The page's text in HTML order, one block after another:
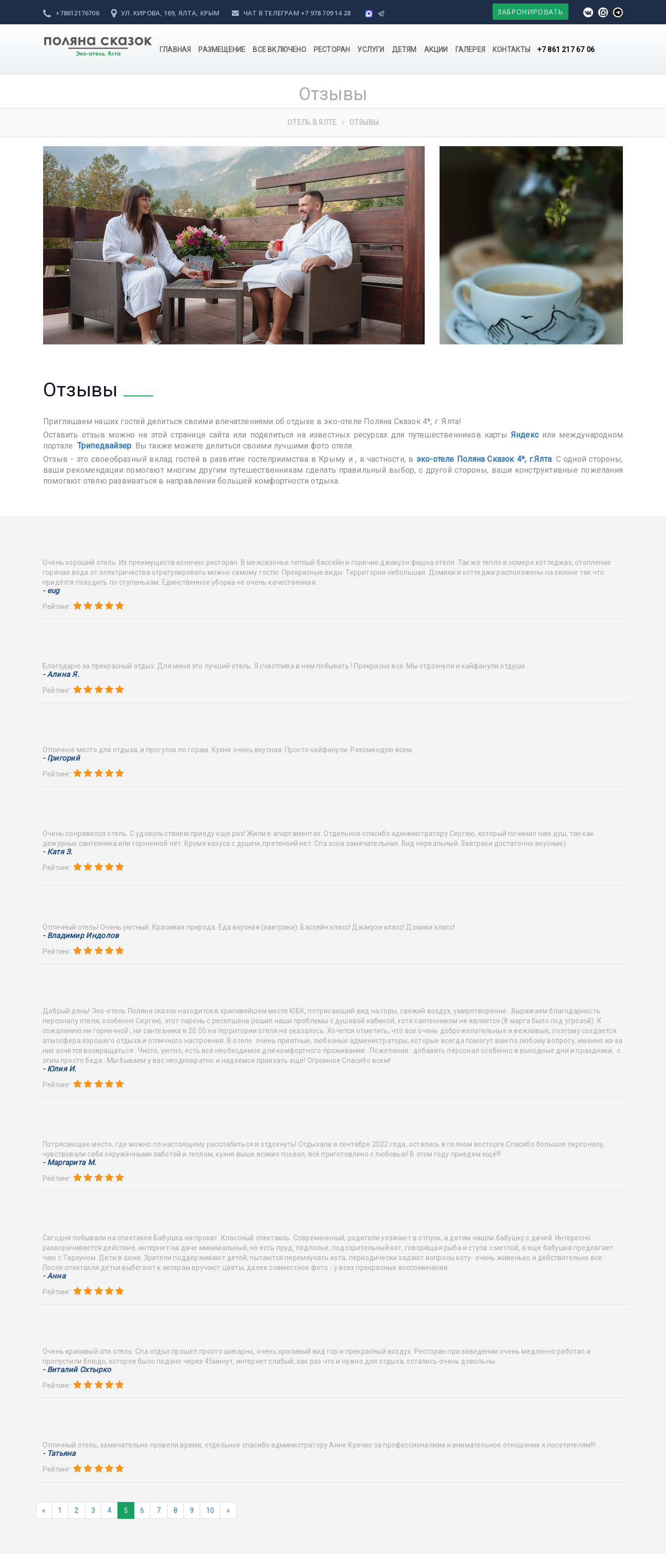
+78612176706 УЛ. КИРОВА, 169, ЯЛТА, КРЫМ ЧАТ В ТЕЛЕГРАМ +7 978 709 14 28 ЗАБРОНИРОВАТЬ
ГЛАВНАЯ РАЗМЕЩЕНИЕ ВСЕ ВКЛЮЧЕНО РЕСТОРАН УСЛУГИ ДЕТЯМ АКЦИИ ГАЛЕРЕЯ КОНТАКТЫ +7 861 217 67 06
Отзывы
ОТЕЛЬ В ЯЛТЕ ОТЗЫВЫ
Отзывы
Приглашаем наших гостей делиться своими впечатлениями об отдыхе в эко-отеле Поляна Cказок 4*, г. Ялта!
Оставить отзыв можно на этой странице сайта или поделиться на известных ресурсах для путешественников карты Я ндекс или международном
портале Трипедвайзер. Вы также можете делиться своими лучшими фото отеля.
Отзыв - это своеобразный вклад гостей в развитие гостеприимства в Крыму и , в частности, в эко-отеле Поляна Cказок 4*, г.Ялта. С одной стороны,
ваши рекомендации помогают многим другим путешественникам сделать правильный выбор, с другой стороны, ваши конструктивные пожелания
помогают отелю развиваться в направлении большей комфортности отдыха.
Очень хороший отель. Из преимуществ конечно ресторан. В межсезонье тёплый бассейн и горячие джакузи фишка отеля. Так же тепло в номере коттеджах, отопление
горячая вода от электричества отрегулировать можно самому гостю. Прекрасные виды. Территория небольшая. Домики и коттеджи расположены на склоне так что
придётся походить по ступенькам. Единственное уборка не очень качественная.
- eug
Рейтинг:
Благодарю за прекрасный отдых. Для меня это лучший отель. Я счастлива в нем побывать ! Прекрасно все. Мы отдохнули и кайфанули отдуши
- Алина Я.
Рейтинг:
Отличное место для отдыха, и прогулок по горам. Кухня очень вкусная. Просто кайфанули. Рекомендую всем.
- Григорий
Рейтинг:
Очень понравился отель. С удовольствием приеду еще раз! Жили в апартаментах. Отдельное спасибо администратору Сергею, который починил нам душ, так как
дежурных сантехника или горничной нет. Кроме казуса с душем, претензий нет. Спа зона замечательная. Вид нереальный. Завтраки достаточно вкусные)
- Катя З.
Рейтинг:
Отличный отель! Очень уютный. Красивая природа. Еда вкусная (завтраки). Бассейн класс! Джакузи класс! Домики класс!
- Владимир Индолов
Рейтинг:
Добрый день! Эко-отель Поляна сказок находится в красивейшем месте ЮБК, потрясающий вид на горы, свежий воздух, умиротворение . Выражаем благодарность
персоналу отеля, особенно Сергею, этот парень с ресепшена решил наши проблемы с душевой кабиной, хотя сантехником не является (8 марта было под угрозой). К
сожалению ни горничной , ни сантехника в 20.00 на территории отеля не оказалось. Хочется отметить, что все очень доброжелательные и вежливые, поэтому создается
атмосфера хорошего отдыха и отличного настроения. В отеле очень приятные, любезные администраторы, которые всегда помогут вам по любому вопросу, именно из-за
них хочется возвращаться . Чисто, уютно, есть всё необходимое для комфортного проживания . Пожелания : добавить персонал особенно в выходные дни и праздники, с
этим просто беда...Мы бываем у вас неоднократно и надеемся приехать еще! Огромное Спасибо всем!
- Юлия И.
Рейтинг:
Потрясающее место, где можно по настоящему расслабиться и отдохнуть! Отдыхали в сентябре 2022 года, остались в полном восторге.Спасибо большое персоналу,
чувствовали себя окружёнными заботой и теплом, кухня выше всяких похвал, всё приготовлено с любовью! В этом году приедем ещё!!!
- Маргарита М.
Рейтинг:
Сегодня побывали на спектакле Бабушка на прокат. Классный спектакль. Современнный, родители уезжают в отпуск, а детям нашли бабушку с дачей. Интересно
разворачивается действие, интернет на даче минимальный, но есть пруд, подполье, подозрительный кот, говорящая рыба и ступа с метлой, а еще бабушка предлагает
чаю с Тархуном. Дети в шоке. Зрители поддерживают детей, пытаются перемяукать кота, периодически задают вопросы коту- очень живенько и действительно все .
После спектакля детки выбегают к актерам вручают цветы, далее совместное фото - у всех прекрасные воспоминания.
- Анна
Рейтинг:
Очень красивый спа отель. Спа отдых прошел просто шикарно, очень красивый вид гор и прекрасный воздух. Ресторан при заведении очень медленно работал и
пропустили блюдо, которое было подано через 45минут, интернет слабый, как раз что и нужно для отдыха, остались очень довольны.
- Виталий Охтырко
Рейтинг:
Отличный отель, замечательно провели время, отдельное спасибо администратору Анне Кречко за профессионализм и внимательное отношение к посетителям!!!
- Татьяна
Рейтинг:
« 1 2 3 4 5 6 7 8 9 10 »